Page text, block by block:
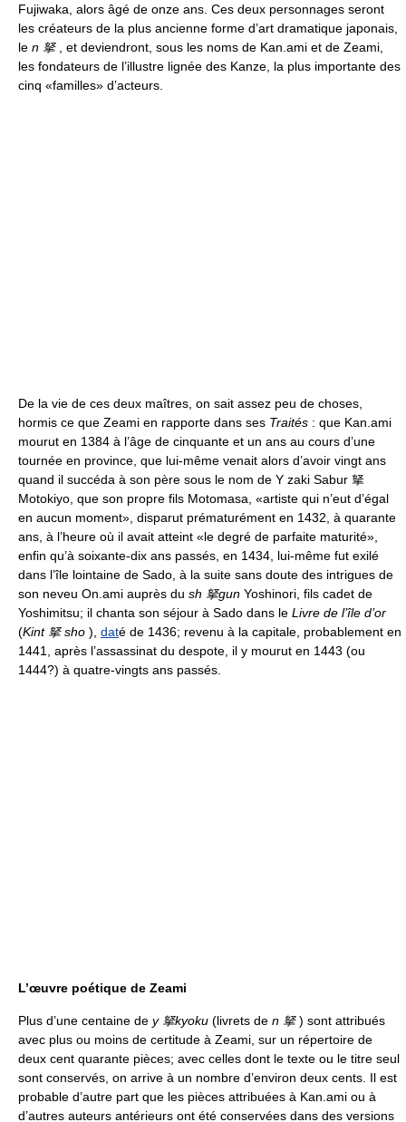
Fujiwaka, alors âgé de onze ans. Ces deux personnages seront
les créateurs de la plus ancienne forme d’art dramatique japonais,
le n 拏, et deviendront, sous les noms de Kan.ami et de Zeami,
les fondateurs de l’illustre lignée des Kanze, la plus importante des
cinq «familles» d’acteurs.
De la vie de ces deux maîtres, on sait assez peu de choses,
hormis ce que Zeami en rapporte dans ses Traités : que Kan.ami
mourut en 1384 à l’âge de cinquante et un ans au cours d’une
tournée en province, que lui-même venait alors d’avoir vingt ans
quand il succéda à son père sous le nom de Y zaki Sabur 拏
Motokiyo, que son propre fils Motomasa, «artiste qui n’eut d’égal
en aucun moment», disparut prématurément en 1432, à quarante
ans, à l’heure où il avait atteint «le degré de parfaite maturité»,
enfin qu’à soixante-dix ans passés, en 1434, lui-même fut exilé
dans l’île lointaine de Sado, à la suite sans doute des intrigues de
son neveu On.ami auprès du sh 拏gun Yoshinori, fils cadet de
Yoshimitsu; il chanta son séjour à Sado dans le Livre de l’île d’or
(Kint 拏 sho ), daté de 1436; revenu à la capitale, probablement en
1441, après l’assassinat du despote, il y mourut en 1443 (ou
1444?) à quatre-vingts ans passés.
L’œuvre poétique de Zeami
Plus d’une centaine de y 拏kyoku (livrets de n 拏) sont attribués
avec plus ou moins de certitude à Zeami, sur un répertoire de
deux cent quarante pièces; avec celles dont le texte ou le titre seul
sont conservés, on arrive à un nombre d’environ deux cents. Il est
probable d’autre part que les pièces attribuées à Kan.ami ou à
d’autres auteurs antérieurs ont été conservées dans des versions